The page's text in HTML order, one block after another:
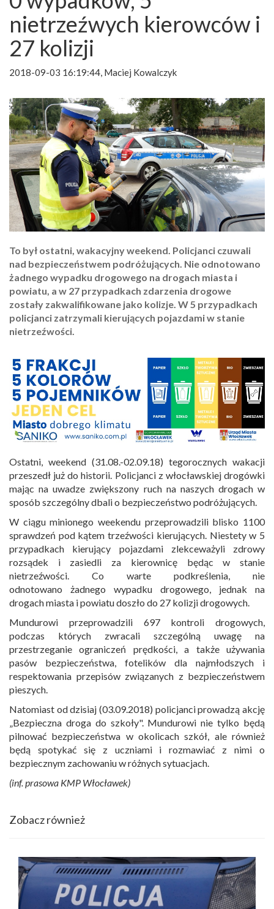
nietrzeźwych kierowców i
27 kolizji
2018-09-03 16:19:44, Maciej Kowalczyk
To był ostatni, wakacyjny weekend. Policjanci czuwali
nad bezpieczeństwem podróżujących. Nie odnotowano
żadnego wypadku drogowego na drogach miasta i
powiatu, a w 27 przypadkach zdarzenia drogowe
zostały zakwalifikowane jako kolizje. W 5 przypadkach
policjanci zatrzymali kierujących pojazdami w stanie
nietrzeźwości.
Ostatni, weekend (31.08.-02.09.18) tegorocznych wakacji
przeszedł już do historii. Policjanci z włocławskiej drogówki
mając na uwadze zwiększony ruch na naszych drogach w
sposób szczególny dbali o bezpieczeństwo podróżujących.
W ciągu minionego weekendu przeprowadzili blisko 1100
sprawdzeń pod kątem trzeźwości kierujących. Niestety w 5
przypadkach kierujący pojazdami zlekceważyli zdrowy
rozsądek i zasiedli za kierownicę będąc w stanie
nietrzeźwości. Co warte podkreślenia, nie
odnotowano żadnego wypadku drogowego, jednak na
drogach miasta i powiatu doszło do 27 kolizji drogowych.
Mundurowi przeprowadzili 697 kontroli drogowych,
podczas których zwracali szczególną uwagę na
przestrzeganie ograniczeń prędkości, a także używania
pasów bezpieczeństwa, fotelików dla najmłodszych i
respektowania przepisów związanych z bezpieczeństwem
pieszych.
Natomiast od dzisiaj (03.09.2018) policjanci prowadzą akcję
„Bezpieczna droga do szkoły". Mundurowi nie tylko będą
pilnować bezpieczeństwa w okolicach szkół, ale również
będą spotykać się z uczniami i rozmawiać z nimi o
bezpiecznym zachowaniu w różnych sytuacjach.
(inf. prasowa KMP Włocławek)
Zobacz również